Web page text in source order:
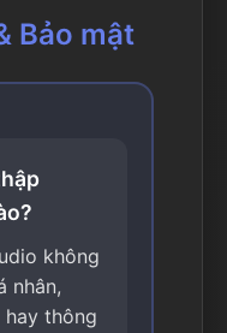
Bảo mật
không
nhân,
thông